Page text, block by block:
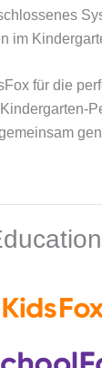
im
für die